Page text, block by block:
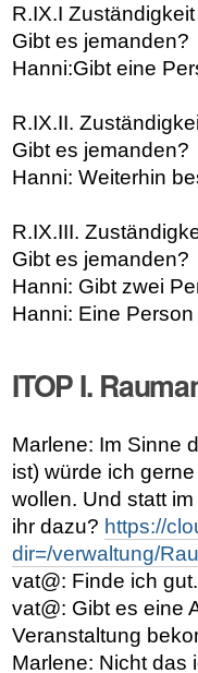
R.IX.I
Gibt es jemanden?
Hanni:Gibt eine
R.IX.II.
Gibt es jemanden?
Hanni: Weiterhin
R.IX.III.
Gibt es jemanden?
Hanni: Gibt zwei
Hanni: Eine
ITOP I.
Marlene: Im Sinne
ist) würde ich
wollen. Und statt
ihr dazu? https://
dir=/verwaltung/
vat@: Finde ich gut.
vat@: Gibt es eine
Veranstaltung
Marlene: Nicht das